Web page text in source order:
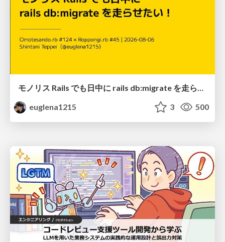
モノリス Rails でも日中に rails db:migrate を走らせたい！ / Daytime rails db:migrate on Monolithic Rails!
euglena1215
3 500